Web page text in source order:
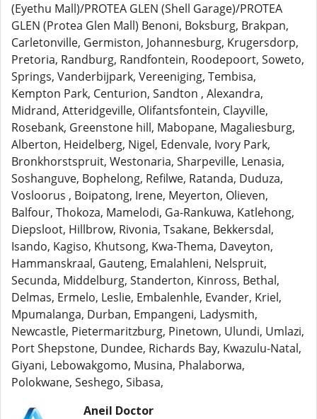
(Eyethu Mall)/PROTEA GLEN (Shell Garage)/PROTEA
GLEN (Protea Glen Mall) Benoni, Boksburg, Brakpan,
Carletonville, Germiston, Johannesburg, Krugersdorp,
Pretoria, Randburg, Randfontein, Roodepoort, Soweto,
Springs, Vanderbijpark, Vereeniging, Tembisa,
Kempton Park, Centurion, Sandton , Alexandra,
Midrand, Atteridgeville, Olifantsfontein, Clayville,
Rosebank, Greenstone hill, Mabopane, Magaliesburg,
Alberton, Heidelberg, Nigel, Edenvale, Ivory Park,
Bronkhorstspruit, Westonaria, Sharpeville, Lenasia,
Soshanguve, Bophelong, Refilwe, Ratanda, Duduza,
Vosloorus , Boipatong, Irene, Meyerton, Olieven,
Balfour, Thokoza, Mamelodi, Ga-Rankuwa, Katlehong,
Diepsloot, Hillbrow, Rivonia, Tsakane, Bekkersdal,
Isando, Kagiso, Khutsong, Kwa-Thema, Daveyton,
Hammanskraal, Gauteng, Emalahleni, Nelspruit,
Secunda, Middelburg, Standerton, Kinross, Bethal,
Delmas, Ermelo, Leslie, Embalenhle, Evander, Kriel,
Mpumalanga, Durban, Empangeni, Ladysmith,
Newcastle, Pietermaritzburg, Pinetown, Ulundi, Umlazi,
Port Shepstone, Dundee, Richards Bay, Kwazulu-Natal,
Giyani, Lebowakgomo, Musina, Phalaborwa,
Polokwane, Seshego, Sibasa,
Aneil Doctor